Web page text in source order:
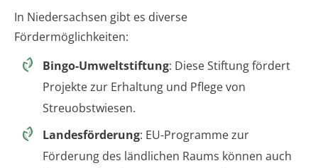
In Niedersachsen gibt es diverse
Fördermöglichkeiten:
Bingo-Umweltstiftung: Diese Stiftung fördert
Projekte zur Erhaltung und Pflege von
Streuobstwiesen.
Landesförderung: EU-Programme zur
Förderung des ländlichen Raums können auch